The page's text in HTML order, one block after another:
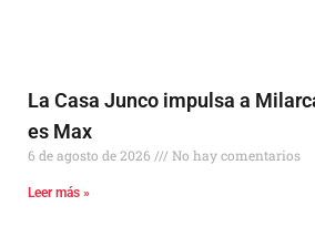
La Casa Junco impulsa a
es Max
6 de agosto de 2026 No hay comentarios
Leer más »